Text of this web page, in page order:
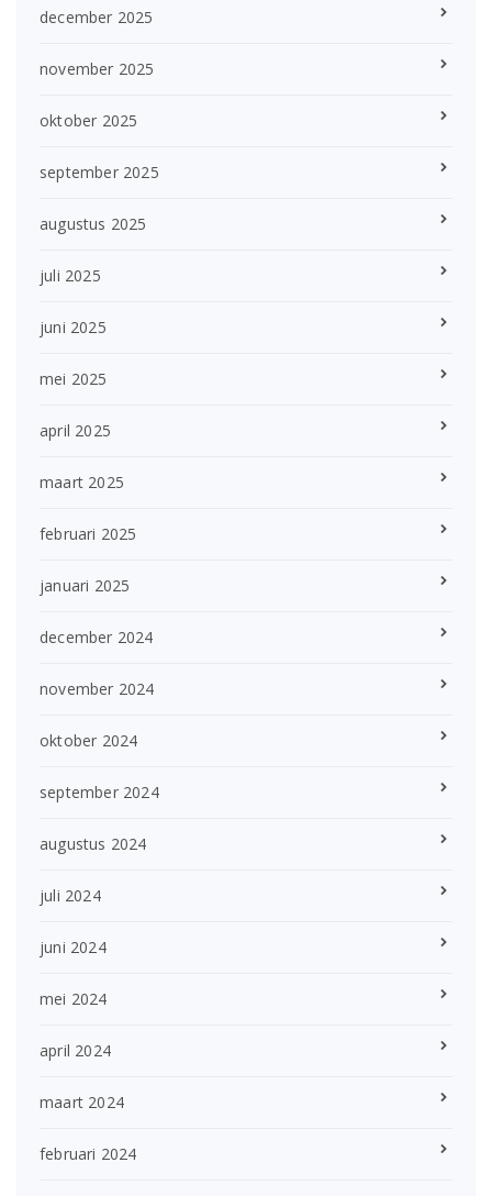
december 2025
november 2025
oktober 2025
september 2025
augustus 2025
juli 2025
juni 2025
mei 2025
april 2025
maart 2025
februari 2025
januari 2025
december 2024
november 2024
oktober 2024
september 2024
augustus 2024
juli 2024
juni 2024
mei 2024
april 2024
maart 2024
februari 2024